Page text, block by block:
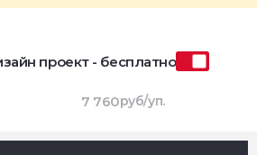
проект - бесплатно
7 760руб/уп.